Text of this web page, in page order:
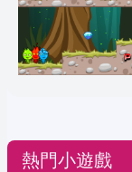
熱門小遊戲